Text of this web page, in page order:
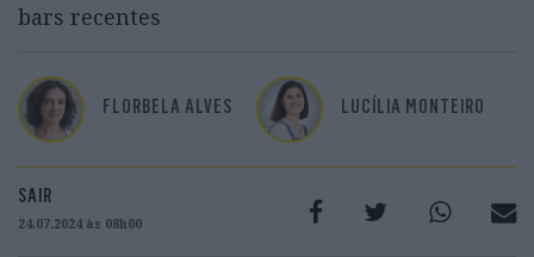
bars recentes
FLORBELA ALVES LUCÍLIA MONTEIRO
SAIR
24.07.2024 às 08h00